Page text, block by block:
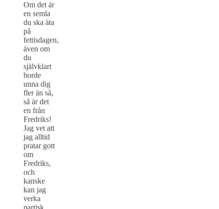
Om det är
en semla
du ska äta
på
fettisdagen,
även om
du
självklart
borde
unna dig
fler än så,
så är det
en från
Fredriks!
Jag vet att
jag alltid
pratar gott
om
Fredriks,
och
kanske
kan jag
verka